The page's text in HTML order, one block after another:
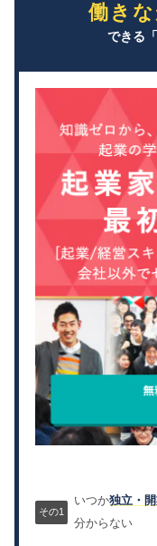
働き
できる
いつか独立・
分からない